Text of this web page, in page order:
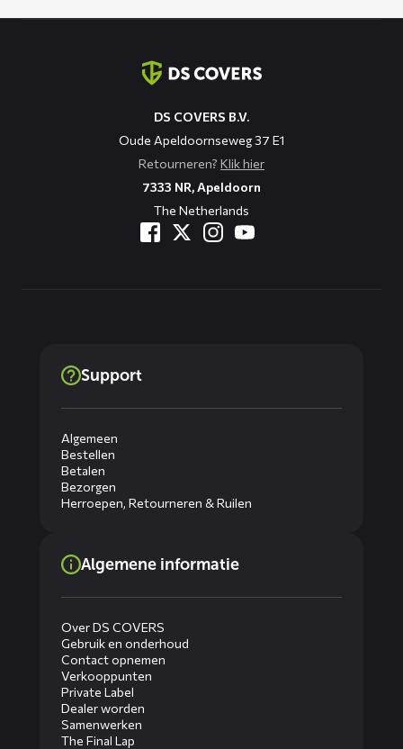
DS COVERS B.V.
Oude Apeldoornseweg 37 E1
Retourneren? Klik hier
7333 NR, Apeldoorn
The Netherlands
Support
Algemeen
Bestellen
Betalen
Bezorgen
Herroepen, Retourneren & Ruilen
Algemene informatie
Over DS COVERS
Gebruik en onderhoud
Contact opnemen
Verkooppunten
Private Label
Dealer worden
Samenwerken
The Final Lap